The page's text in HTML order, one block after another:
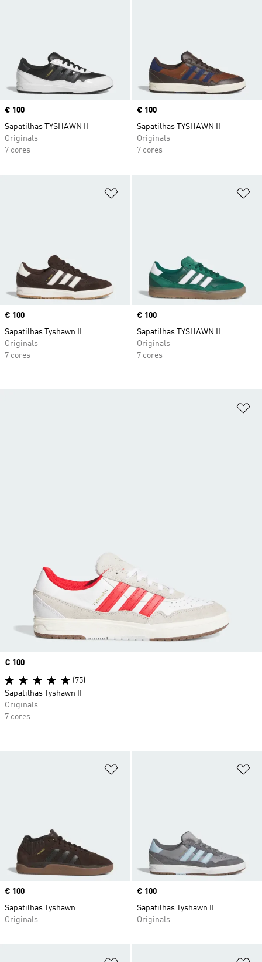
Price
€ 100
Sapatilhas TYSHAWN II
Originals
7 cores
Price
€ 100
Sapatilhas TYSHAWN II
Originals
7 cores
Price
€ 100
Sapatilhas Tyshawn II
Originals
7 cores
Price
€ 100
Sapatilhas TYSHAWN II
Originals
7 cores
Price
€ 100
Sapatilhas Tyshawn
Originals
Price
€ 100
Sapatilhas Tyshawn II
Originals
Price
€ 100
(75)
Sapatilhas Tyshawn II
Originals
7 cores